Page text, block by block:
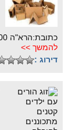
כתובת:הרא"ה 100, רמת גן
להמשך >>
דירוג :